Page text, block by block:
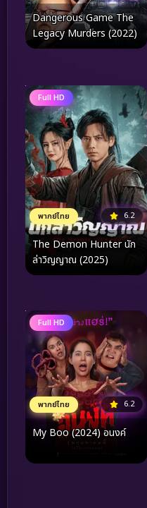
Dangerous Game The
Legacy Murders (2022)
Full HD
พากย์ไทย 6.2
The Demon Hunter นัก
ล่าวิญญาณ (2025)
Full HD
พากย์ไทย 6.2
My Boo (2024) อนงค์